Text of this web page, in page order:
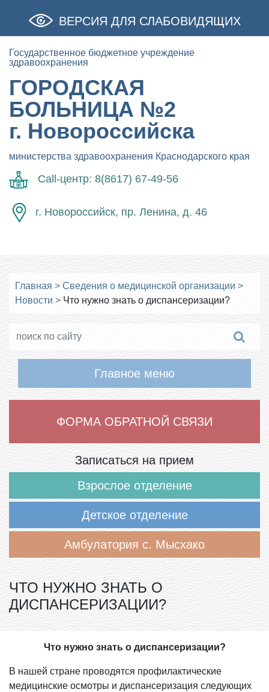
ВЕРСИЯ ДЛЯ СЛАБОВИДЯЩИХ
Государственное бюджетное учреждение
здравоохранения
ГОРОДСКАЯ
БОЛЬНИЦА №2
г. Новороссийска
министерства здравоохранения Краснодарского края
Call-центр: 8(8617) 67-49-56
г. Новороссийск, пр. Ленина, д. 46
Главная > Сведения о медицинской организации >
Новости > Что нужно знать о диспансеризации?
Главное меню
ФОРМА ОБРАТНОЙ СВЯЗИ
Записаться на прием
Взрослое отделение
Детское отделение
Амбулатория с. Мысхако
ЧТО НУЖНО ЗНАТЬ О
ДИСПАНСЕРИЗАЦИИ?
Что нужно знать о диспансеризации?
В нашей стране проводятся профилактические
медицинские осмотры и диспансеризация следующих